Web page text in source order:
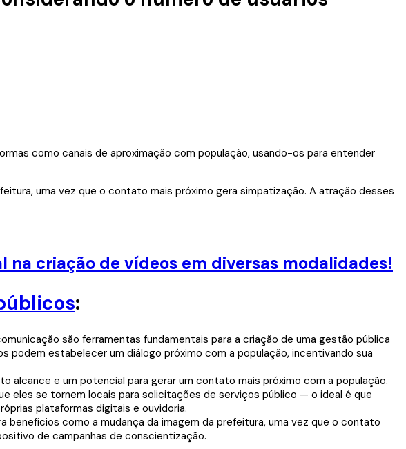
como canais de aproximação com população, usando-os para entender
uma vez que o contato mais próximo gera simpatização. A atração desses
na criação de vídeos em diversas modalidades!
:
são ferramentas fundamentais para a criação de uma gestão pública
estabelecer um diálogo próximo com a população, incentivando sua
alcance e um potencial para gerar um contato mais próximo com a população.
eles se tornem locais para solicitações de serviços público — o ideal é que
plataformas digitais e ouvidoria.
como a mudança da imagem da prefeitura, uma vez que o contato
de campanhas de conscientização.